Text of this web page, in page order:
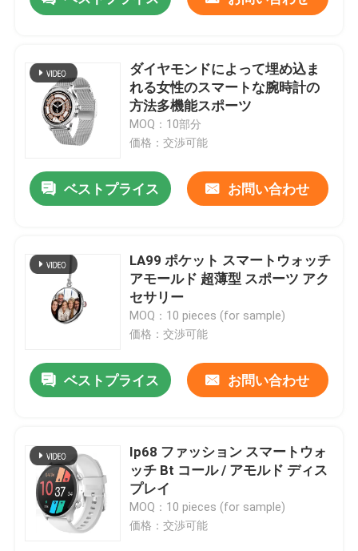
ダイヤモンドによって埋め込ま
れる女性のスマートな腕時計の
方法多機能スポーツ
MOQ：10部分
価格：交渉可能
ベストプライス お問い合わせ
LA99 ポケット スマートウォッチ
アモールド 超薄型 スポーツ アク
セサリー
MOQ：10 pieces (for sample)
価格：交渉可能
ベストプライス お問い合わせ
Ip68 ファッション スマートウォ
ッチ Bt コール / アモルド ディス
プレイ
MOQ：10 pieces (for sample)
価格：交渉可能